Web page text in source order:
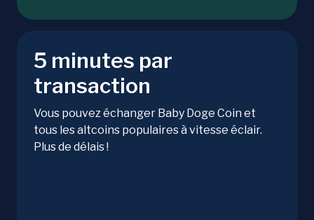
5 minutes par
transaction
Vous pouvez échanger Baby Doge Coin et
tous les altcoins populaires à vitesse éclair.
Plus de délais !